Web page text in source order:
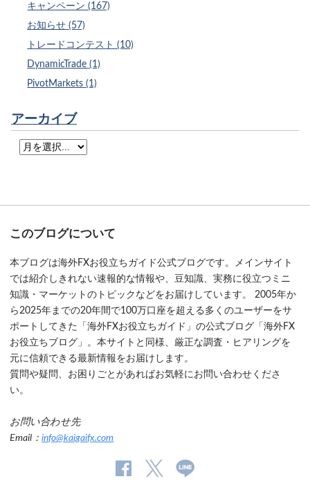
キャンペーン (167)
お知らせ (57)
トレードコンテスト (10)
DynamicTrade (1)
PivotMarkets (1)
アーカイブ
このブログについて
本ブログは海外FXお役立ちガイド公式ブログです。メインサイト
では紹介しきれない速報的な情報や、豆知識、実務に役立つミニ
知識・マーケットのトピックなどをお届けしています。 2005年か
ら2025年までの20年間で100万口座を超える多くのユーザーをサ
ポートしてきた「海外FXお役立ちガイド」の公式ブログ「海外FX
お役立ちブログ」。本サイトと同様、厳正な調査・ヒアリングを
元に信頼できる最新情報をお届けします。
質問や疑問、お困りごとがあればお気軽にお問い合わせくださ
い。
お問い合わせ先
Email：info@kaigaifx.com